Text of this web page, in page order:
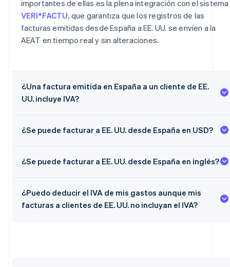
importantes de ellas es la plena integración con el sistema
VERI*FACTU, que garantiza que los registros de las
facturas emitidas desde España a EE. UU. se envíen a la
AEAT en tiempo real y sin alteraciones.
¿Una factura emitida en España a un cliente de EE.
UU. incluye IVA?
¿Se puede facturar a EE. UU. desde España en USD?
¿Se puede facturar a EE. UU. desde España en inglés?
¿Puedo deducir el IVA de mis gastos aunque mis
facturas a clientes de EE. UU. no incluyan el IVA?